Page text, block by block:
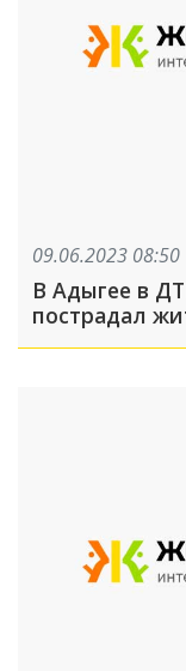
09.06.2023 08:50
В Адыгее в
пострадал